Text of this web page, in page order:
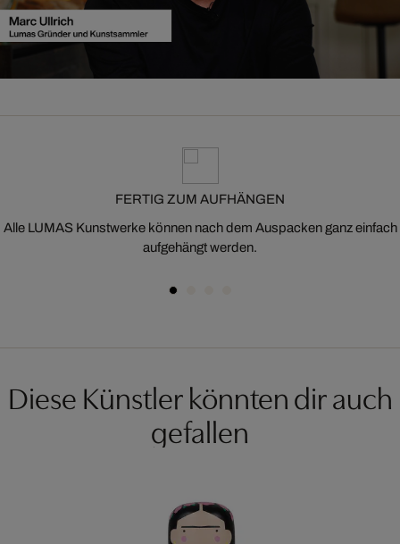
FERTIG ZUM AUFHÄNGEN
Alle LUMAS Kunstwerke können nach dem Auspacken ganz einfach
aufgehängt werden.
Diese Künstler könnten dir auch
gefallen